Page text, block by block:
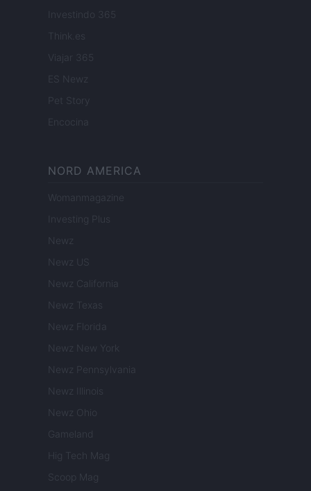
Investindo 365
Think.es
Viajar 365
ES Newz
Pet Story
Encocina
NORD AMERICA
Womanmagazine
Investing Plus
Newz
Newz US
Newz California
Newz Texas
Newz Florida
Newz New York
Newz Pennsylvania
Newz Illinois
Newz Ohio
Gameland
Hig Tech Mag
Scoop Mag